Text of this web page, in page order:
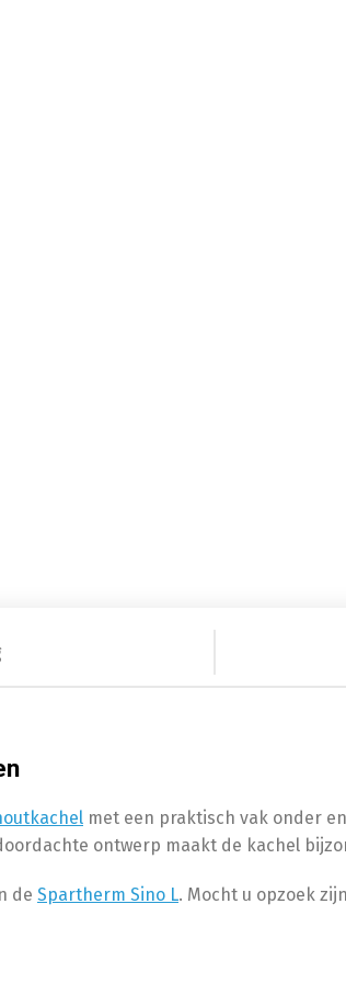
met een praktisch vak onder
ontwerp maakt de kachel
de Spartherm Sino L. Mocht u opzoek